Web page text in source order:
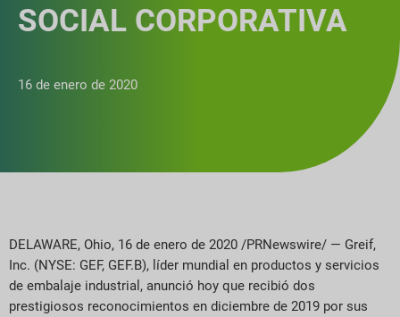
SOCIAL CORPORATIVA
16 de enero de 2020
DELAWARE, Ohio, 16 de enero de 2020 /PRNewswire/ — Greif,
Inc. (NYSE: GEF, GEF.B), líder mundial en productos y servicios
de embalaje industrial, anunció hoy que recibió dos
prestigiosos reconocimientos en diciembre de 2019 por sus